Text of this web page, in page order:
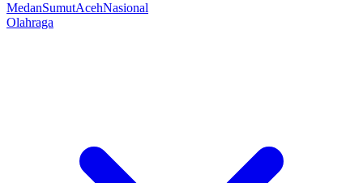
MedanSumutAcehNasional
Olahraga